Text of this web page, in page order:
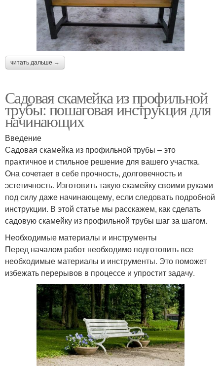
читать дальше →
Садовая скамейка из профильной
трубы: пошаговая инструкция для
начинающих
Введение
Садовая скамейка из профильной трубы – это
практичное и стильное решение для вашего участка.
Она сочетает в себе прочность, долговечность и
эстетичность. Изготовить такую скамейку своими руками
под силу даже начинающему, если следовать подробной
инструкции. В этой статье мы расскажем, как сделать
садовую скамейку из профильной трубы шаг за шагом.
Необходимые материалы и инструменты
Перед началом работ необходимо подготовить все
необходимые материалы и инструменты. Это поможет
избежать перерывов в процессе и упростит задачу.